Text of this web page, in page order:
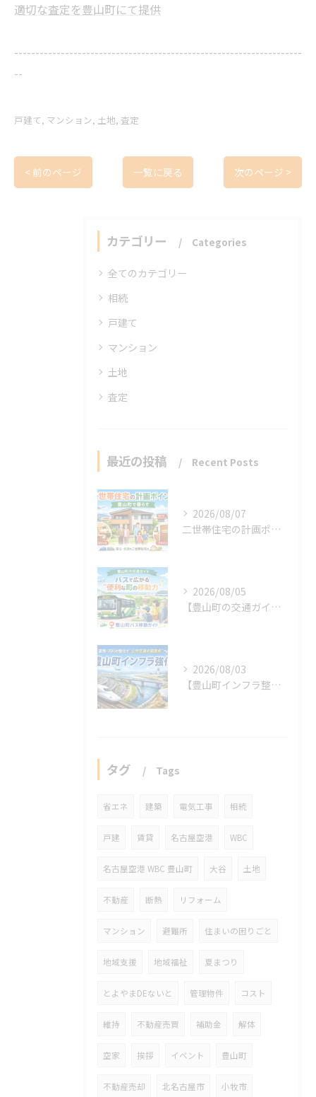
適切な査定を豊山町にて提供
--------------------------------------------------------------------
--
戸建て マンション 土地 査定
< 前のページ 一覧に戻る 次のページ >
カテゴリー Categories
全てのカテゴリー
相続
戸建て
マンション
土地
査定
最近の投稿 Recent Posts
2026/08/07
二世帯住宅の計画ポイント【豊山町】
2026/08/05
【豊山町の交通ガイド】バスで広がる“便利な町の移動力”
2026/08/03
【豊山町インフラ整備】交通・道路・河川の強化で“公共交通の結節点”へ
タグ Tags
省エネ 建築 電気工事 相続
戸建 賃貸 名古屋空港 WBC
名古屋空港 WBC 豊山町 大谷 土地
不動産 断熱 リフォーム
マンション 避難所 住まいの困りごと
地域支援 地域福祉 夏まつり
とよやまDEないと 管理物件 コスト
維持 不動産売買 補助金 解体
空家 挨拶 イベント 豊山町
不動産売却 北名古屋市 小牧市